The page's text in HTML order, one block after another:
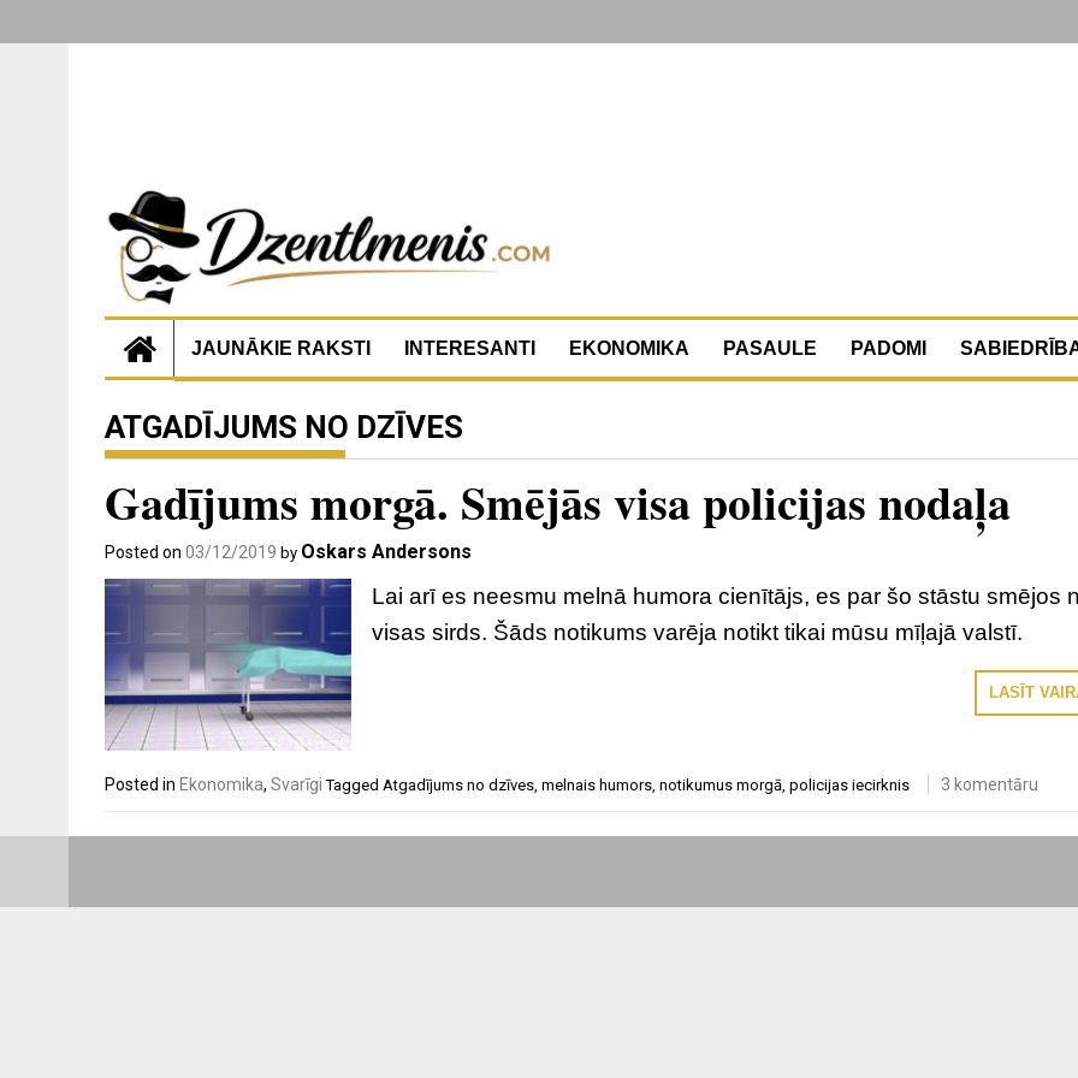
JAUNĀKIE RAKSTI INTERESANTI EKONOMIKA PASAULE PADOMI
ATGADĪJUMS NO DZĪVES
Gadījums morgā. Smējās visa policijas nodaļa
Posted on 03/12/2019 by Oskars Andersons
Lai arī es neesmu melnā humora cienītājs, es par šo stāstu smējos
visas sirds. Šāds notikums varēja notikt tikai mūsu mīļajā valstī.
LASĪT
Posted in Ekonomika, Svarīgi Tagged Atgadījums no dzīves, melnais humors, notikumus morgā, policijas iecirknis 3 komentāru